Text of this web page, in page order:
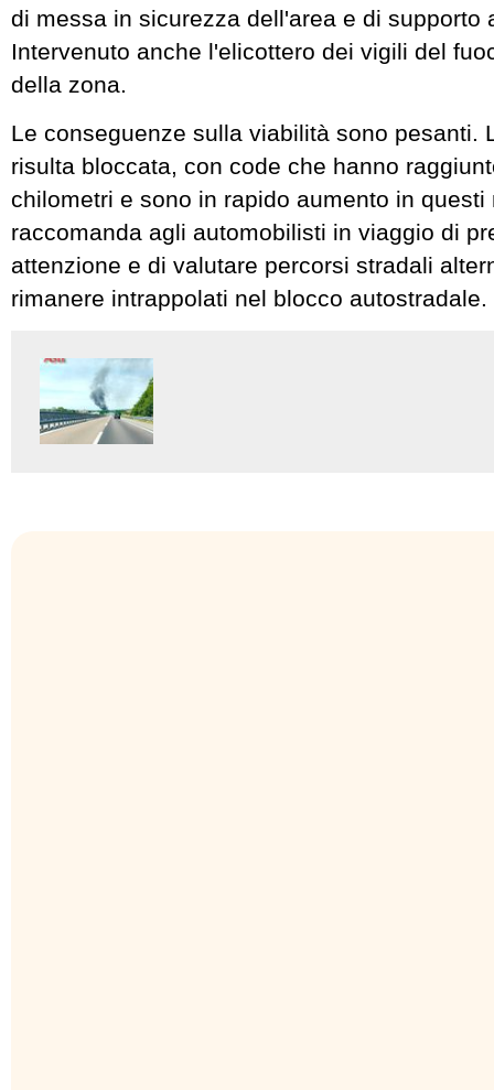
di messa in sicurezza dell'area e di supporto
Intervenuto anche l'elicottero dei vigili del
della zona.
Le conseguenze sulla viabilità sono pesanti.
risulta bloccata, con code che hanno
chilometri e sono in rapido aumento in questi
raccomanda agli automobilisti in viaggio di
attenzione e di valutare percorsi stradali
rimanere intrappolati nel blocco autostradale.